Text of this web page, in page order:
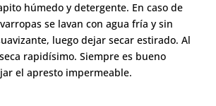
húmedo y detergente. En caso de
se lavan con agua fría y sin
luego dejar secar estirado. Al
rapidísimo. Siempre es bueno
el apresto impermeable.